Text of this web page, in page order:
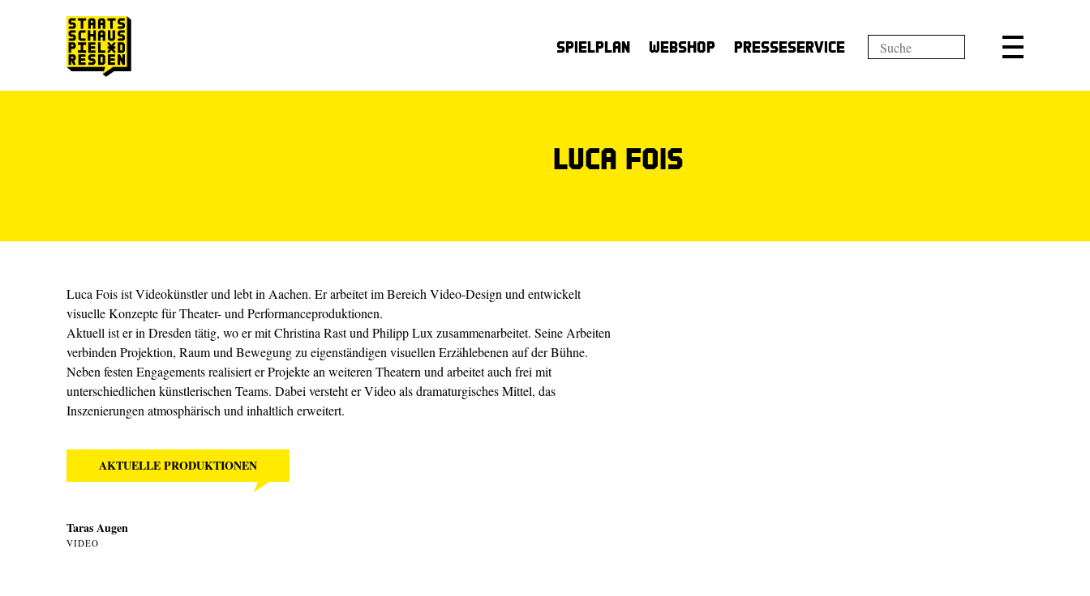
Spielplan Webshop Presseservice
Luca Fois
Luca Fois ist Videokünstler und lebt in Aachen. Er arbeitet im Bereich Video-Design und entwickelt
visuelle Konzepte für Theater- und Performanceproduktionen.
Aktuell ist er in Dresden tätig, wo er mit Christina Rast und Philipp Lux zusammenarbeitet. Seine Arbeiten
verbinden Projektion, Raum und Bewegung zu eigenständigen visuellen Erzählebenen auf der Bühne.
Neben festen Engagements realisiert er Projekte an weiteren Theatern und arbeitet auch frei mit
unterschiedlichen künstlerischen Teams. Dabei versteht er Video als dramaturgisches Mittel, das
Inszenierungen atmosphärisch und inhaltlich erweitert.
AKTUELLE PRODUKTIONEN
Taras Augen
VIDEO